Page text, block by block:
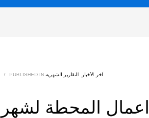
/ PUBLISHED IN آخر الأخبار التقارير الشهرية
المحطة لشهر 6/2018